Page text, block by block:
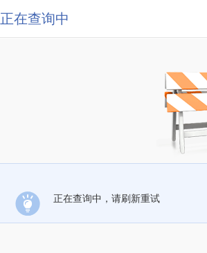
正在查询中
正在查询中，请刷新重试